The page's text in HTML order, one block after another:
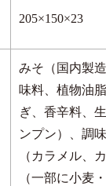
205×150×23
みそ（国内製
味料、植物油
ぎ、香辛料、
ンプン）、調
（カラメル、
（一部に小麦